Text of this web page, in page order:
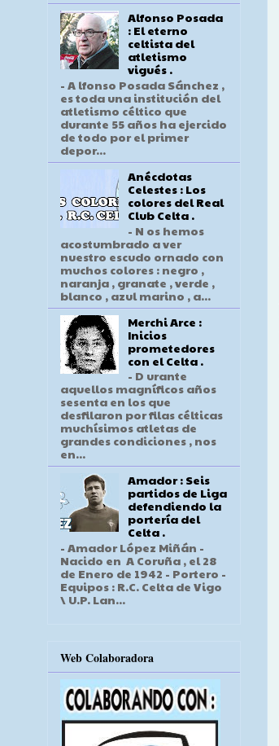
Alfonso Posada
: El eterno
celtista del
atletismo
vigués .
- A lfonso Posada Sánchez ,
es toda una institución del
atletismo céltico que
durante 55 años ha ejercido
de todo por el primer
depor...
Anécdotas
Celestes : Los
colores del Real
Club Celta .
- N os hemos
acostumbrado a ver
nuestro escudo ornado con
muchos colores : negro ,
naranja , granate , verde ,
blanco , azul marino , a...
Merchi Arce :
Inicios
prometedores
con el Celta .
- D urante
aquellos magníficos años
sesenta en los que
desfilaron por filas célticas
muchísimos atletas de
grandes condiciones , nos
en...
Amador : Seis
partidos de Liga
defendiendo la
portería del
Celta .
- Amador López Miñán -
Nacido en A Coruña , el 28
de Enero de 1942 - Portero -
Equipos : R.C. Celta de Vigo
\ U.P. Lan...
Web Colaboradora